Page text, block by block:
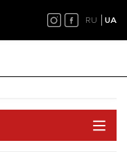
RU UA